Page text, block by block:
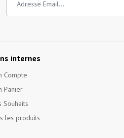
internes
Compte
Panier
Souhaits
les produits